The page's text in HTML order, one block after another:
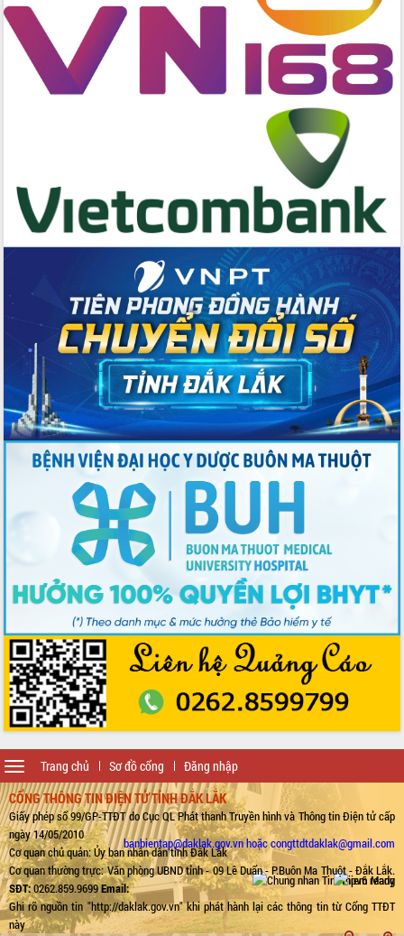
Trang chủ Sơ đồ cổng Đăng nhập
Toggle
navigation
CỔNG THÔNG TIN ĐIỆN TỬ TỈNH ĐẮK LẮK
Giấy phép số 99/GP-TTĐT do Cục QL Phát thanh Truyền hình và Thông tin Điện tử cấp
ngày 14/05/2010
Cơ quan chủ quản: Ủy ban nhân dân tỉnh Đắk Lắk
Cơ quan thường trực: Văn phòng UBND tỉnh - 09 Lê Duẩn - P.Buôn Ma Thuột - Đắk Lắk.
SĐT:0262.859.9699Email:
banbientap@daklak.gov.vn hoặc congttdtdaklak@gmail.com
Ghi rõ nguồn tin "http://daklak.gov.vn" khi phát hành lại các thông tin từ Cổng TTĐT
này